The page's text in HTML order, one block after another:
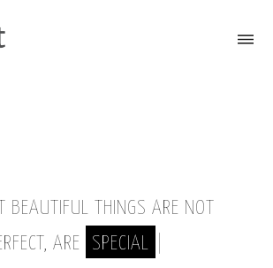
Attiva/Disattiva il menù
BEAUTIFUL THINGS ARE NOT
ARE
SPECIAL